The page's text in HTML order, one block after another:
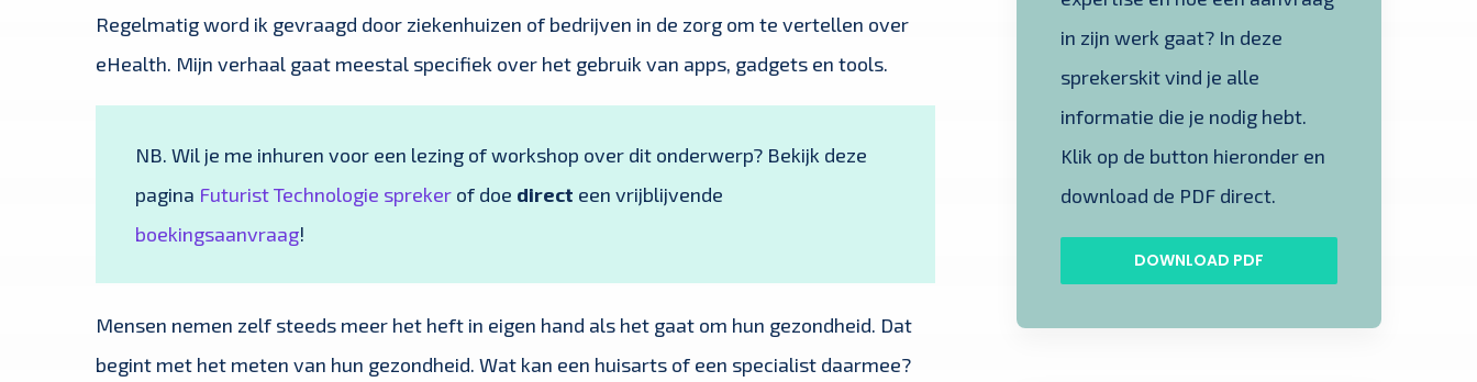
Regelmatig word ik gevraagd door ziekenhuizen of bedrijven in de zorg om te vertellen over
eHealth. Mijn verhaal gaat meestal specifiek over het gebruik van apps, gadgets en tools.
NB. Wil je me inhuren voor een lezing of workshop over dit onderwerp? Bekijk deze
pagina Futurist Technologie spreker of doe direct een vrijblijvende
boekingsaanvraag!
Mensen nemen zelf steeds meer het heft in eigen hand als het gaat om hun gezondheid. Dat
begint met het meten van hun gezondheid. Wat kan een huisarts of een specialist daarmee?
in zijn werk gaat? In deze
sprekerskit vind je alle
informatie die je nodig hebt.
Klik op de button hieronder en
download de PDF direct.
DOWNLOAD PDF